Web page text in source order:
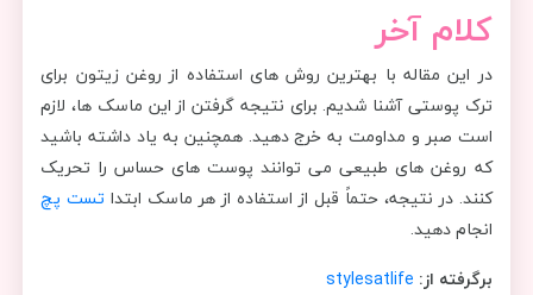
کلام آخر
در این مقاله با بهترین روش های استفاده از روغن زیتون برای
ترک پوستی آشنا شدیم. برای نتیجه گرفتن از این ماسک ها، لازم
است صبر و مداومت به خرج دهید. همچنین به یاد داشته باشید
که روغن های طبیعی می توانند پوست های حساس را تحریک
کنند. در نتیجه، حتماً قبل از استفاده از هر ماسک ابتدا تست پچ
انجام دهید.
برگرفته از: stylesatlife